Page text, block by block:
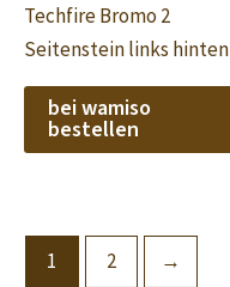
Techfire Bromo 2
Seitenstein links hinten
bei wamiso
bestellen
1 2 →